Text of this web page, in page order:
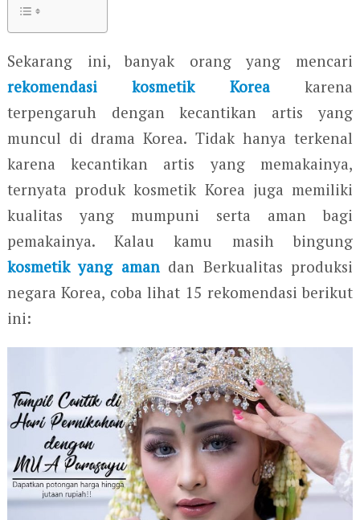
Sekarang ini, banyak orang yang mencari
rekomendasi kosmetik Koreakarena
terpengaruh dengan kecantikan artis yang
muncul di drama Korea. Tidak hanya terkenal
karena kecantikan artis yang memakainya,
ternyata produk kosmetik Korea juga memiliki
kualitas yang mumpuni serta aman bagi
pemakainya. Kalau kamu masih bingung
kosmetik yang amandan Berkualitas produksi
negara Korea, coba lihat 15 rekomendasi berikut
ini: